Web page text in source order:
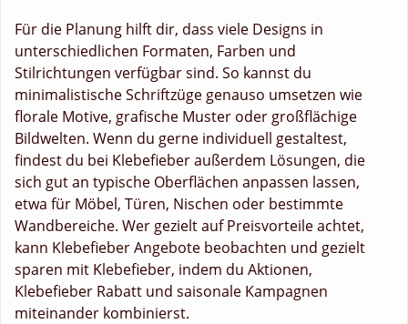
Für die Planung hilft dir, dass viele Designs in
unterschiedlichen Formaten, Farben und
Stilrichtungen verfügbar sind. So kannst du
minimalistische Schriftzüge genauso umsetzen wie
florale Motive, grafische Muster oder großflächige
Bildwelten. Wenn du gerne individuell gestaltest,
findest du bei Klebefieber außerdem Lösungen, die
sich gut an typische Oberflächen anpassen lassen,
etwa für Möbel, Türen, Nischen oder bestimmte
Wandbereiche. Wer gezielt auf Preisvorteile achtet,
kann Klebefieber Angebote beobachten und gezielt
sparen mit Klebefieber, indem du Aktionen,
Klebefieber Rabatt und saisonale Kampagnen
miteinander kombinierst.